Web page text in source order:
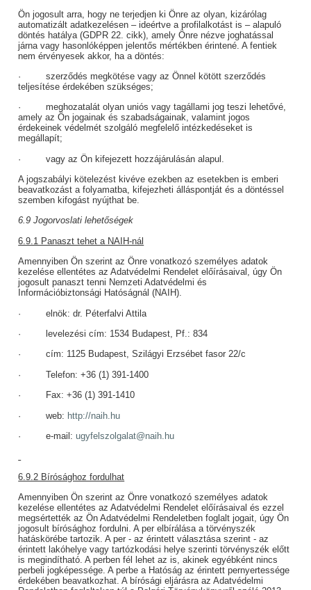
Ön jogosult arra, hogy ne terjedjen ki Önre az olyan, kizárólag
automatizált adatkezelésen – ideértve a profilalkotást is – alapuló
döntés hatálya (GDPR 22. cikk), amely Önre nézve joghatással
járna vagy hasonlóképpen jelentős mértékben érintené. A fentiek
nem érvényesek akkor, ha a döntés:
· szerződés megkötése vagy az Önnel kötött szerződés
teljesítése érdekében szükséges;
· meghozatalát olyan uniós vagy tagállami jog teszi lehetővé,
amely az Ön jogainak és szabadságainak, valamint jogos
érdekeinek védelmét szolgáló megfelelő intézkedéseket is
megállapít;
· vagy az Ön kifejezett hozzájárulásán alapul.
A jogszabályi kötelezést kivéve ezekben az esetekben is emberi
beavatkozást a folyamatba, kifejezheti álláspontját és a döntéssel
szemben kifogást nyújthat be.
6.9 Jogorvoslati lehetőségek
6.9.1 Panaszt tehet a NAIH-nál
Amennyiben Ön szerint az Önre vonatkozó személyes adatok
kezelése ellentétes az Adatvédelmi Rendelet előírásaival, úgy Ön
jogosult panaszt tenni Nemzeti Adatvédelmi és
Információbiztonsági Hatóságnál (NAIH).
· elnök: dr. Péterfalvi Attila
· levelezési cím: 1534 Budapest, Pf.: 834
· cím: 1125 Budapest, Szilágyi Erzsébet fasor 22/c
· Telefon: +36 (1) 391-1400
· Fax: +36 (1) 391-1410
· web: http://naih.hu
· e-mail:ugyfelszolgalat@naih.hu
6.9.2 Bírósághoz fordulhat
Amennyiben Ön szerint az Önre vonatkozó személyes adatok
kezelése ellentétes az Adatvédelmi Rendelet előírásaival és ezzel
megsértették az Ön Adatvédelmi Rendeletben foglalt jogait, úgy Ön
jogosult bírósághoz fordulni. A per elbírálása a törvényszék
hatáskörébe tartozik. A per - az érintett választása szerint - az
érintett lakóhelye vagy tartózkodási helye szerinti törvényszék előtt
is megindítható. A perben fél lehet az is, akinek egyébként nincs
perbeli jogképessége. A perbe a Hatóság az érintett pernyertessége
érdekében beavatkozhat. A bírósági eljárásra az Adatvédelmi